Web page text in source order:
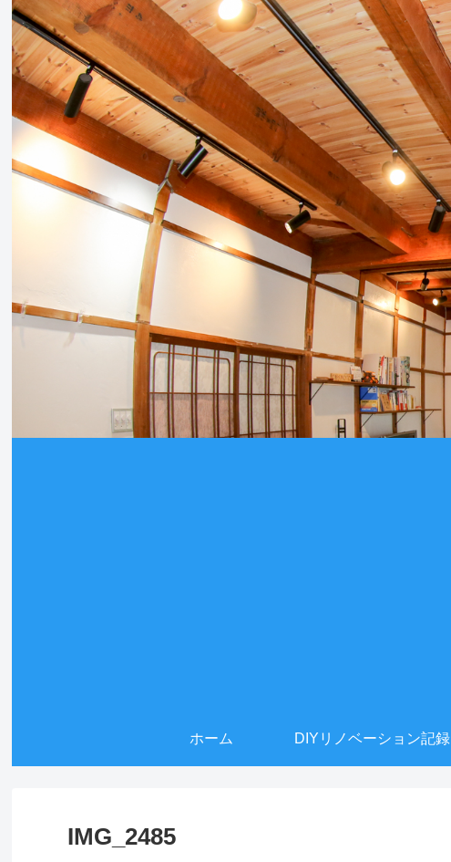
ホーム DIYリノベーション記録
IMG_2485